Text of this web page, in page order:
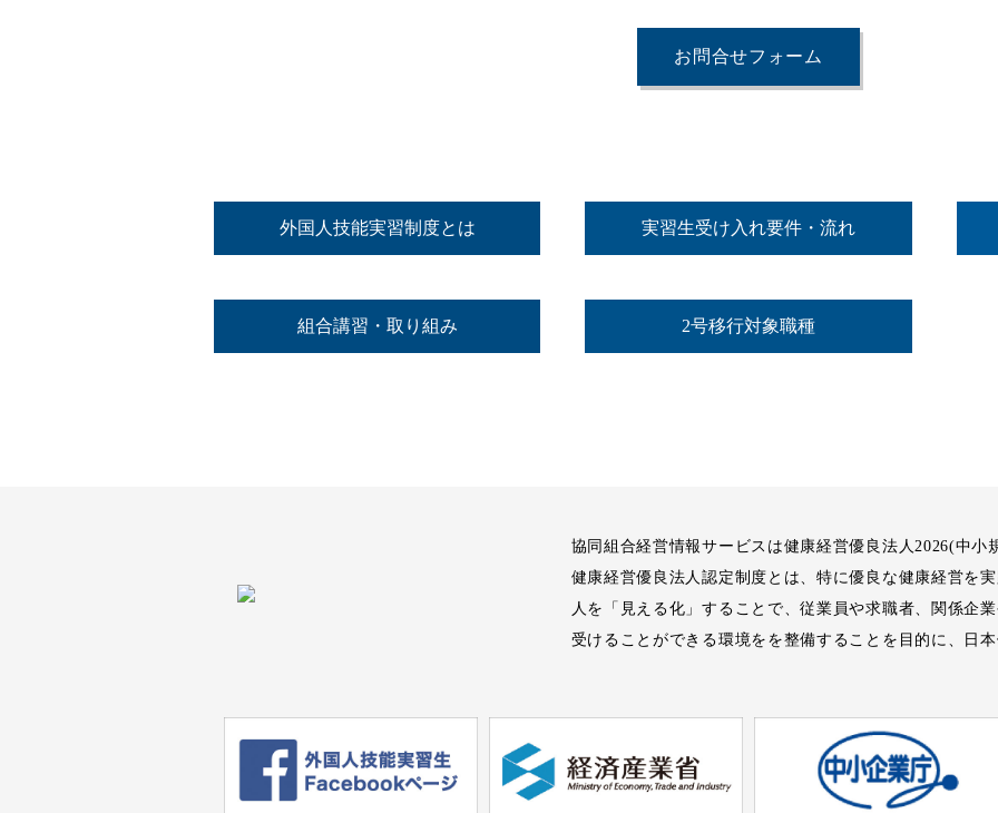
お問合せフォーム
外国人技能実習制度とは 実習生受け入れ要件・流れ
組合講習・取り組み 2号移行対象職種
協同組合経営情報サービスは健康経営優良法人2026(中小
健康経営優良法人認定制度とは、特に優良な健康経営を
人を「見える化」することで、従業員や求職者、関係企
受けることができる環境をを整備することを目的に、日